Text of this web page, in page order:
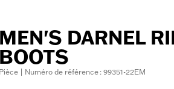
DARNEL
| Numéro de référence : 99351-22EM